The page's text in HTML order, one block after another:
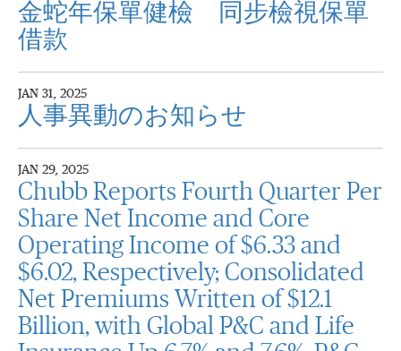
金蛇年保單健檢 同步檢視保單
借款
JAN 31, 2025
人事異動のお知らせ
JAN 29, 2025
Chubb Reports Fourth Quarter Per
Share Net Income and Core
Operating Income of $6.33 and
$6.02, Respectively; Consolidated
Net Premiums Written of $12.1
Billion, with Global P&C and Life